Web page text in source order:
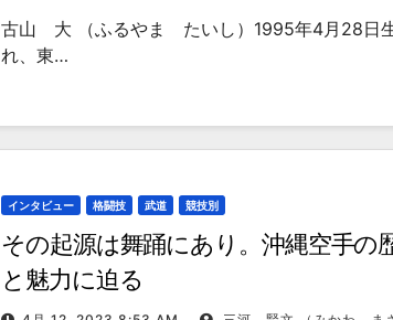
古山 大 （ふるやま たいし）1995年4月28日
れ、東…
インタビュー 格闘技 武道 競技別
その起源は舞踊にあり。沖縄空手の
と魅力に迫る